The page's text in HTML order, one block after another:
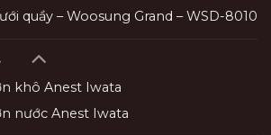
quầy – Woosung Grand – WSD-8010
khô Anest Iwata
nước Anest Iwata